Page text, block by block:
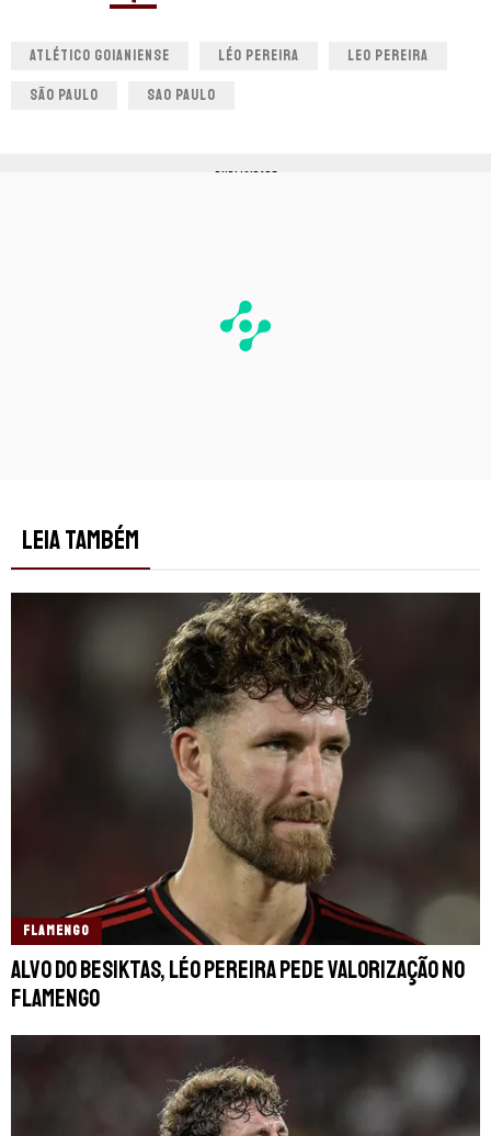
ATLÉTICO GOIANIENSE LÉO PEREIRA LEO PEREIRA
SÃO PAULO SAO PAULO
PUBLICIDADE
LEIA TAMBÉM
FLAMENGO
Alvo do Besiktas, Léo Pereira pede valorização no
Flamengo